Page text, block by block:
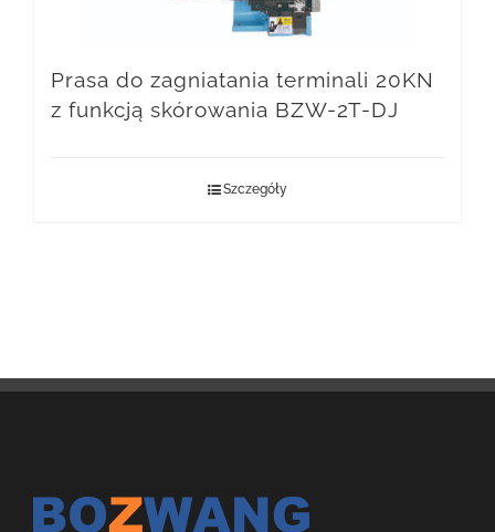
Prasa do zagniatania terminali 20KN
z funkcją skórowania BZW-2T-DJ
Szczegóły